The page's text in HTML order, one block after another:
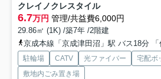
クレイノクレスタイル
6.7万円 管理/共益費6,000円
29.86㎡ (1K) /築7年 /2階建
京成本線「京成津田沼」駅 バス18分
駐輪場 CATV 光ファイバー 宅配ボ
敷地内ごみ置き場